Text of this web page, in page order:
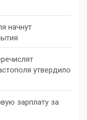
начнут
утвердило
зарплату за